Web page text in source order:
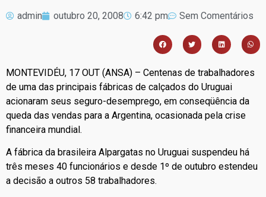
admin outubro 20, 2008 6:42 pm Sem Comentários
MONTEVIDÉU, 17 OUT (ANSA) – Centenas de trabalhadores
de uma das principais fábricas de calçados do Uruguai
acionaram seus seguro-desemprego, em conseqüência da
queda das vendas para a Argentina, ocasionada pela crise
financeira mundial.
A fábrica da brasileira Alpargatas no Uruguai suspendeu há
três meses 40 funcionários e desde 1º de outubro estendeu
a decisão a outros 58 trabalhadores.